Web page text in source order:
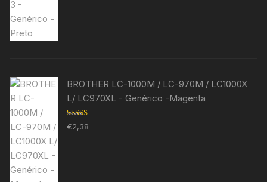
BROTHER LC-1000M / LC-970M / LC1000X
L/ LC970XL - Genérico -Magenta
Avaliação
5.00de 5
€2,38